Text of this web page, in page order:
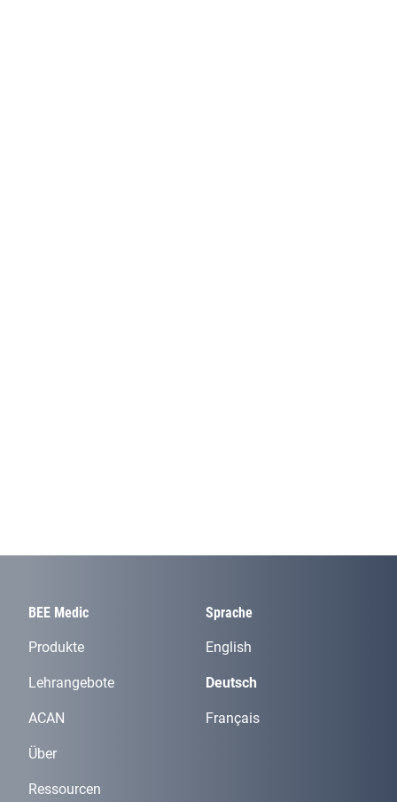
BEE Medic
Produkte
Lehrangebote
ACAN
Über
Ressourcen
Sprache
English
Deutsch
Français